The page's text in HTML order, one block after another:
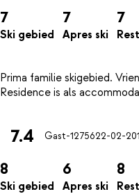
7
Ski gebied
7
Apres ski
7
Prima familie skigebied.
7.4 Gast-1275622-02-
8
Ski gebied
6
Apres ski
8